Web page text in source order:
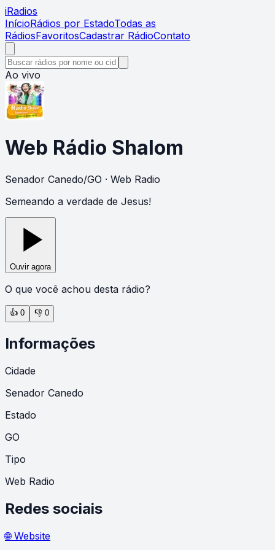
iRadios
InícioRádios por EstadoTodas as
RádiosFavoritosCadastrar RádioContato
Ao vivo
Web Rádio Shalom
Senador Canedo/GO · Web Radio
Semeando a verdade de Jesus!
Ouvir agora
O que você achou desta rádio?
👍 0 👎 0
Informações
Cidade
Senador Canedo
Estado
GO
Tipo
Web Radio
Redes sociais
🌐 Website